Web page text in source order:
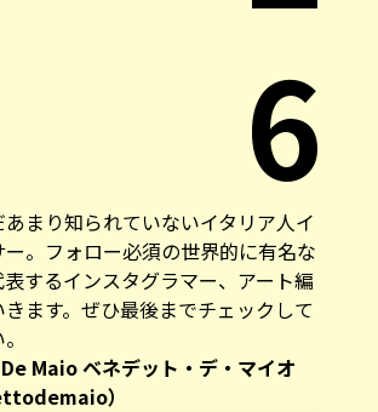
6
まり知られていないイタリア人イ
ー。フォロー必須の世界的に有名な
するインスタグラマー、アート編
ます。ぜひ最後までチェックして
Maio ベネデット・デ・マイオ
）